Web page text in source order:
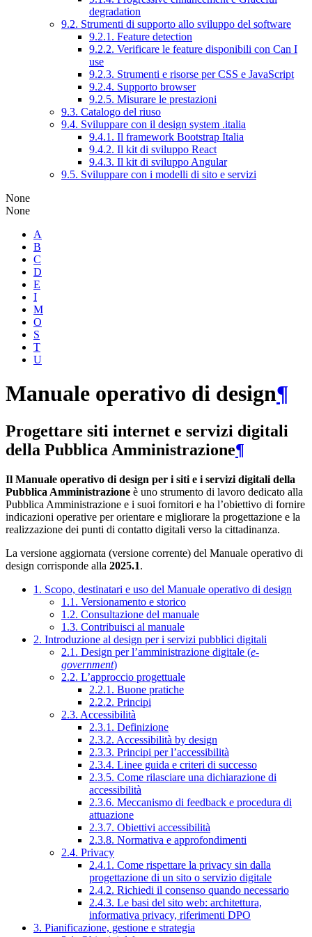
degradation
9.2. Strumenti di supporto allo sviluppo del software
9.2.1. Feature detection
9.2.2. Verificare le feature disponibili con Can I
use
9.2.3. Strumenti e risorse per CSS e JavaScript
9.2.4. Supporto browser
9.2.5. Misurare le prestazioni
9.3. Catalogo del riuso
9.4. Sviluppare con il design system .italia
9.4.1. Il framework Bootstrap Italia
9.4.2. Il kit di sviluppo React
9.4.3. Il kit di sviluppo Angular
9.5. Sviluppare con i modelli di sito e servizi
None
None
A
B
C
D
E
I
M
O
S
T
U
Manuale operativo di design¶
Progettare siti internet e servizi digitali
della Pubblica Amministrazione¶
Il Manuale operativo di design per i siti e i servizi digitali della
Pubblica Amministrazione è uno strumento di lavoro dedicato alla
Pubblica Amministrazione e i suoi fornitori e ha l’obiettivo di fornire
indicazioni operative per orientare e migliorare la progettazione e la
realizzazione dei punti di contatto digitali verso la cittadinanza.
La versione aggiornata (versione corrente) del Manuale operativo di
design corrisponde alla 2025.1.
1. Scopo, destinatari e uso del Manuale operativo di design
1.1. Versionamento e storico
1.2. Consultazione del manuale
1.3. Contribuisci al manuale
2. Introduzione al design per i servizi pubblici digitali
2.1. Design per l’amministrazione digitale (e-
government)
2.2. L’approccio progettuale
2.2.1. Buone pratiche
2.2.2. Principi
2.3. Accessibilità
2.3.1. Definizione
2.3.2. Accessibilità by design
2.3.3. Principi per l’accessibilità
2.3.4. Linee guida e criteri di successo
2.3.5. Come rilasciare una dichiarazione di
accessibilità
2.3.6. Meccanismo di feedback e procedura di
attuazione
2.3.7. Obiettivi accessibilità
2.3.8. Normativa e approfondimenti
2.4. Privacy
2.4.1. Come rispettare la privacy sin dalla
progettazione di un sito o servizio digitale
2.4.2. Richiedi il consenso quando necessario
2.4.3. Le basi del sito web: architettura,
informativa privacy, riferimenti DPO
3. Pianificazione, gestione e strategia